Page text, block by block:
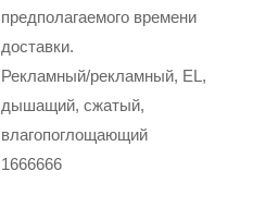
предполагаемого времени
доставки.
Рекламный/рекламный, EL,
дышащий, сжатый,
влагопоглощающий
1666666